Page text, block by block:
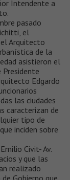
Intendente a
pasado
el
el Arquitecto
de la
asistieron el
Edgardo
las ciudades
caracterizan de
tipo de
inciden sobre
Civit- Av.
y que las
realizado
Gobierno que